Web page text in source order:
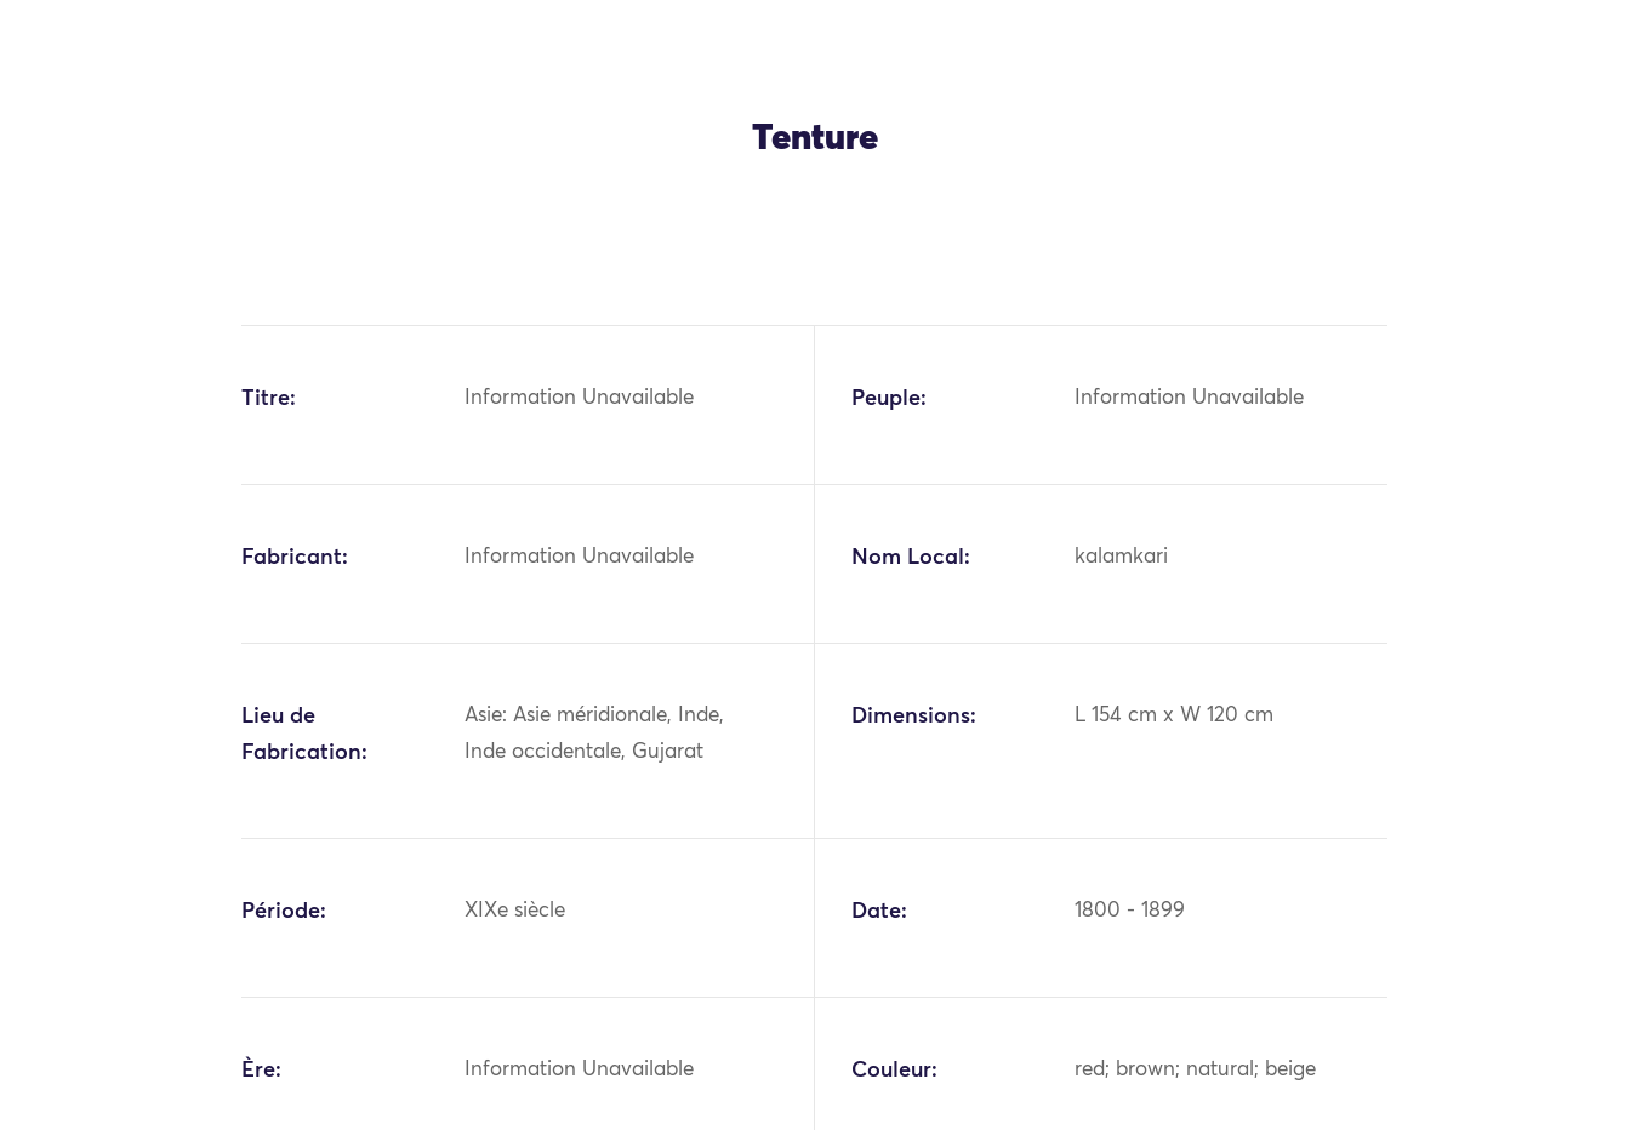
Tenture
Titre: Information Unavailable Peuple: Information Unavailable
Fabricant: Information Unavailable Nom Local: kalamkari
Lieu de
Fabrication:
Asie: Asie méridionale, Inde,
Inde occidentale, Gujarat
Dimensions: L 154 cm x W 120 cm
Période: XIXe siècle Date: 1800 - 1899
Ère: Information Unavailable Couleur: red; brown; natural; beige